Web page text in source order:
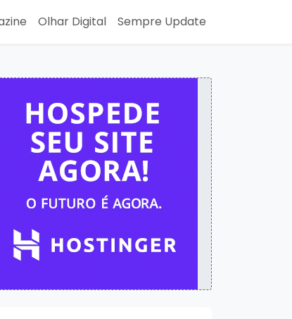
Olhar Digital Sempre Update